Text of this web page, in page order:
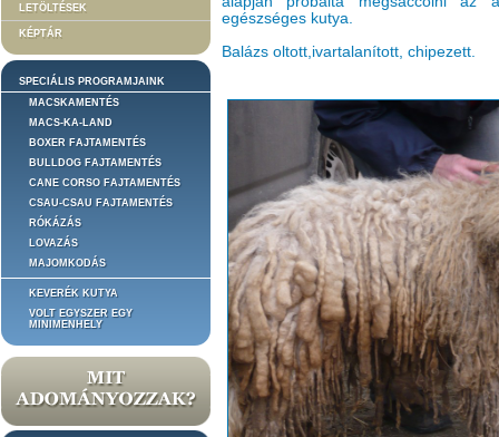
LETÖLTÉSEK
KÉPTÁR
SPECIÁLIS PROGRAMJAINK
MACSKAMENTÉS
MACS-KA-LAND
BOXER FAJTAMENTÉS
BULLDOG FAJTAMENTÉS
CANE CORSO FAJTAMENTÉS
CSAU-CSAU FAJTAMENTÉS
RÓKÁZÁS
LOVAZÁS
MAJOMKODÁS
KEVERÉK KUTYA
VOLT EGYSZER EGY
MINIMENHELY
egészséges kutya.
Balázs oltott,ivartalanított, chipezett.